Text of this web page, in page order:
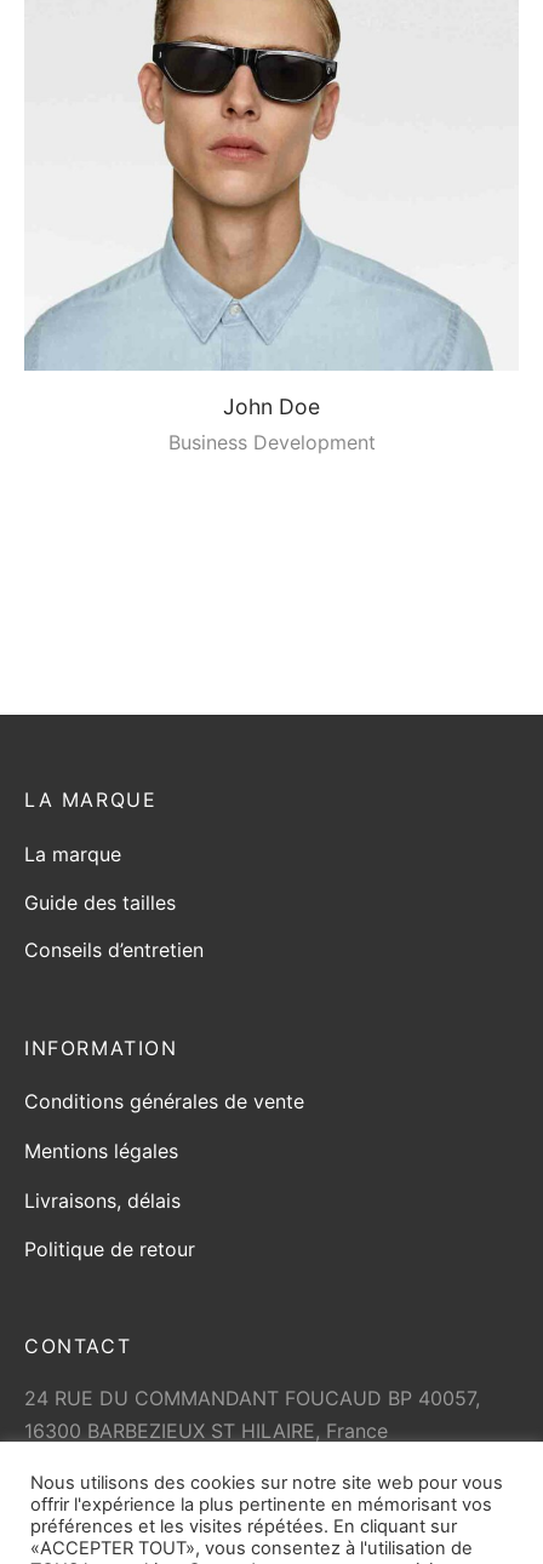
John Doe
Business Development
LA MARQUE
La marque
Guide des tailles
Conseils d’entretien
INFORMATION
Conditions générales de vente
Mentions légales
Livraisons, délais
Politique de retour
CONTACT
24 RUE DU COMMANDANT FOUCAUD BP 40057,
16300 BARBEZIEUX ST HILAIRE, France
info@vicard.com
Nous utilisons des cookies sur notre site web pour vous
offrir l'expérience la plus pertinente en mémorisant vos
préférences et les visites répétées. En cliquant sur
«ACCEPTER TOUT», vous consentez à l'utilisation de